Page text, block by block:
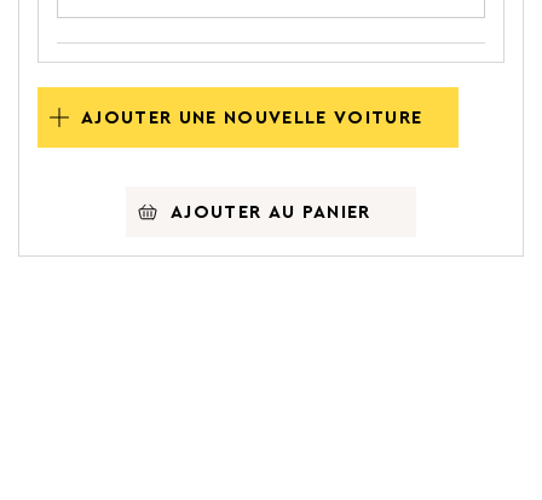
AJOUTER UNE NOUVELLE VOITURE
AJOUTER AU PANIER